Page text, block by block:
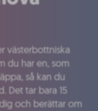
västerbottniska
du har en, som
så kan du
Det tar bara 15
och berättar om